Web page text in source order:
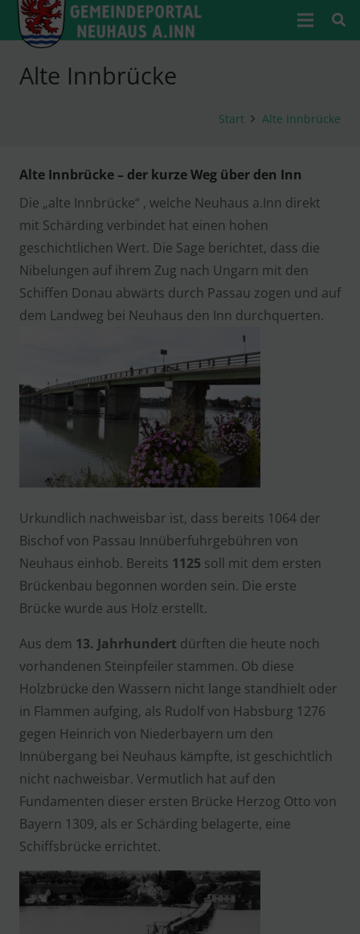
Alte Innbrücke
Start Alte Innbrücke
Alte Innbrücke – der kurze Weg über den Inn
Die „alte Innbrücke“ , welche Neuhaus a.Inn direkt
mit Schärding verbindet hat einen hohen
geschichtlichen Wert. Die Sage berichtet, dass die
Nibelungen auf ihrem Zug nach Ungarn mit den
Schiffen Donau abwärts durch Passau zogen und auf
dem Landweg bei Neuhaus den Inn durchquerten.
Urkundlich nachweisbar ist, dass bereits 1064 der
Bischof von Passau Innüberfuhrgebühren von
Neuhaus einhob. Bereits 1125 soll mit dem ersten
Brückenbau begonnen worden sein. Die erste
Brücke wurde aus Holz erstellt.
Aus dem 13. Jahrhundert dürften die heute noch
vorhandenen Steinpfeiler stammen. Ob diese
Holzbrücke den Wassern nicht lange standhielt oder
in Flammen aufging, als Rudolf von Habsburg 1276
gegen Heinrich von Niederbayern um den
Innübergang bei Neuhaus kämpfte, ist geschichtlich
nicht nachweisbar. Vermutlich hat auf den
Fundamenten dieser ersten Brücke Herzog Otto von
Bayern 1309, als er Schärding belagerte, eine
Schiffsbrücke errichtet.